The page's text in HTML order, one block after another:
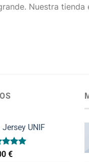
Nuestra
Jersey UNIF
€